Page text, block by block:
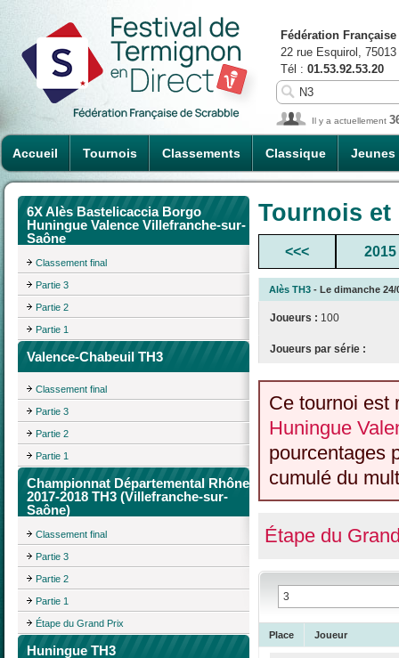
Accueil Tournois Classements Classique Jeunes
Fédération
22 rue Esquirol,
Tél : 01.53.92.53.20
Il y a actuellement
6X Alès Bastelicaccia Borgo
Huningue Valence Villefranche-sur-
Saône
Classement final
Partie 3
Partie 2
Partie 1
Valence-Chabeuil TH3
Classement final
Partie 3
Partie 2
Partie 1
Championnat Départemental Rhône
2017-2018 TH3 (Villefranche-sur-
Saône)
Classement final
Partie 3
Partie 2
Partie 1
Étape du Grand Prix
Huningue TH3
Tournois
<<< 2015
Alès TH3 - Le dimanche 24/
Joueurs : 100
Joueurs par série :
Ce tournoi est
Huningue
pourcentages
cumulé du
Étape du
Place Joueur